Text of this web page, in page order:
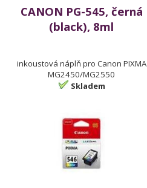
CANON PG-545, černá
(black), 8ml
inkoustová náplň pro Canon PIXMA
MG2450/MG2550
Skladem